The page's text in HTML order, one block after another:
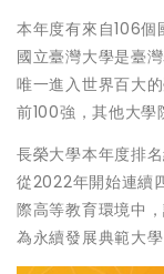
本年度有來自106個
國立臺灣大學是臺
唯一進入世界百大
前100強，其他大學
長榮大學本年度排
從2022年開始連續
際高等教育環境中
為永續發展典範大